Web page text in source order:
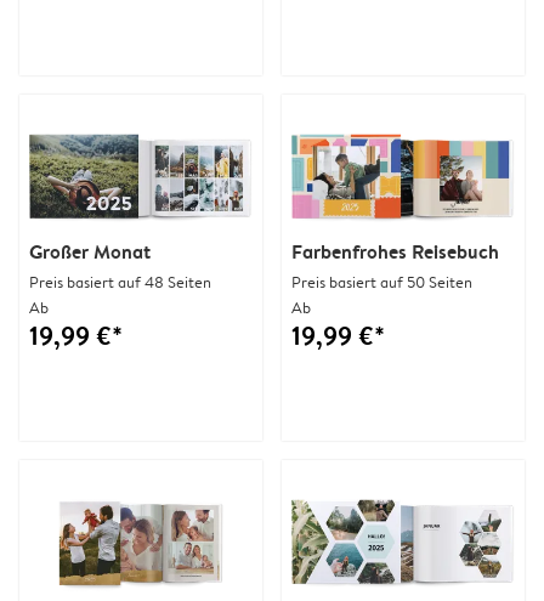
Farbenfrohes Reisebuch
Preis basiert auf 50 Seiten
Ab
19,99 €*
Großer Monat
Preis basiert auf 48 Seiten
Ab
19,99 €*